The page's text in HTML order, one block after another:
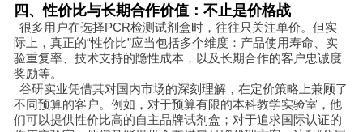
四、性价比与长期合作价值：不止是价格战
很多用户在选择PCR检测试剂盒时，往往只关注单价。但实
际上，真正的“性价比”应当包括多个维度：产品使用寿命、实
验重复率、技术支持的隐性成本，以及长期合作的客户忠诚度
奖励等。
谷研实业凭借其对国内市场的深刻理解，在定价策略上兼顾了
不同预算的客户。例如，对于预算有限的本科教学实验室，他
们可以提供性价比高的自主品牌试剂盒；对于追求国际认证的